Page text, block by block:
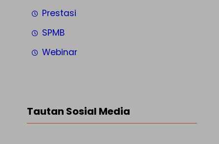
Prestasi
SPMB
Webinar
Tautan Sosial Media